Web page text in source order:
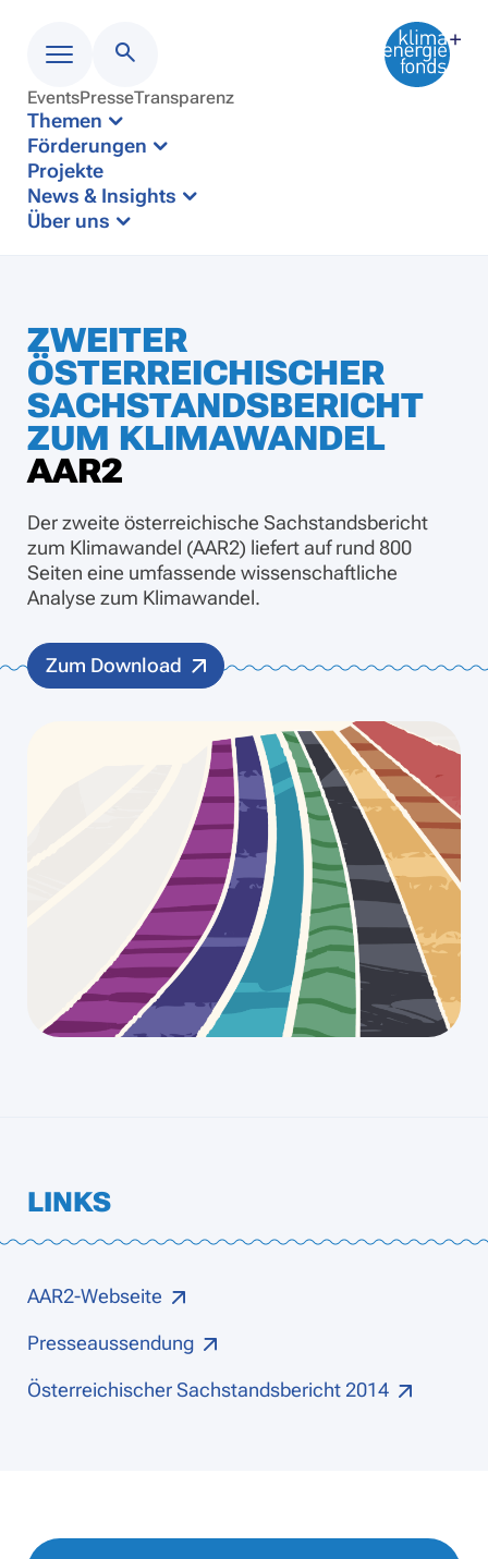
Menü
EventsPresseTransparenz
Themen
Förderungen
Projekte
News & Insights
Über uns
ZWEITER
ÖSTERREICHISCHER
SACHSTANDSBERICHT
ZUM KLIMAWANDEL
AAR2
Der zweite österreichische Sachstandsbericht
zum Klimawandel (AAR2) liefert auf rund 800
Seiten eine umfassende wissenschaftliche
Analyse zum Klimawandel.
Zum Download
LINKS
AAR2-Webseite
Presseaussendung
Österreichischer Sachstandsbericht 2014